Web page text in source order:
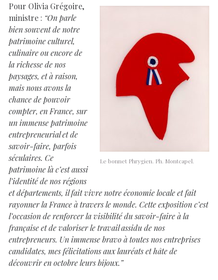
Le bonnet Phrygien. Ph. Montcapel.
Pour Olivia Grégoire,
ministre : “On parle
bien souvent de notre
patrimoine culturel,
culinaire ou encore de
la richesse de nos
paysages, et à raison,
mais nous avons la
chance de pouvoir
compter, en France, sur
un immense patrimoine
entrepreneurial et de
savoir-faire, parfois
séculaires. Ce
patrimoine là c’est aussi
l’identité de nos régions
et départements, il fait vivre notre économie locale et fait
rayonner la France à travers le monde. Cette exposition c’est
l’occasion de renforcer la visibilité du savoir-faire à la
française et de valoriser le travail assidu de nos
entrepreneurs. Un immense bravo à toutes nos entreprises
candidates, mes félicitations aux lauréats et hâte de
découvrir en octobre leurs bijoux.”